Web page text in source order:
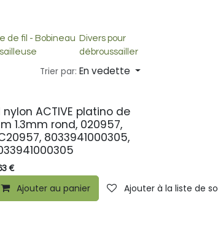
de fil - Bobineau
Divers pour
débroussailler
Trier par: En vedette
de souhaits
nylon ACTIVE platino de
1.3mm rond, 020957,
8033941000305,
€
Ajouter au panier Ajouter à la liste de